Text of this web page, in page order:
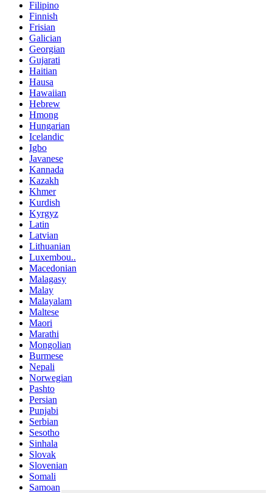
Filipino
Finnish
Frisian
Galician
Georgian
Gujarati
Haitian
Hausa
Hawaiian
Hebrew
Hmong
Hungarian
Icelandic
Igbo
Javanese
Kannada
Kazakh
Khmer
Kurdish
Kyrgyz
Latin
Latvian
Lithuanian
Luxembou..
Macedonian
Malagasy
Malay
Malayalam
Maltese
Maori
Marathi
Mongolian
Burmese
Nepali
Norwegian
Pashto
Persian
Punjabi
Serbian
Sesotho
Sinhala
Slovak
Slovenian
Somali
Samoan